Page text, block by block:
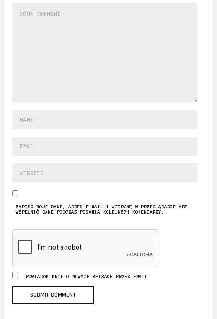
ZAPISZ MOJE DANE, ADRES E-MAIL I WITRYNĘ W PRZEGLĄDARCE ABY
WYPEŁNIĆ DANE PODCZAS PISANIA KOLEJNYCH KOMENTARZY.
POWIADOM MNIE O NOWYCH WPISACH PRZEZ EMAIL.